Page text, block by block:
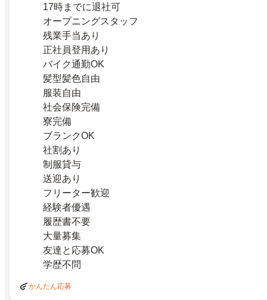
17時までに退社可
オープニングスタッフ
残業手当あり
正社員登用あり
バイク通勤OK
髪型髪色自由
服装自由
社会保険完備
寮完備
ブランクOK
社割あり
制服貸与
送迎あり
フリーター歓迎
経験者優遇
履歴書不要
大量募集
友達と応募OK
学歴不問
かんたん応募